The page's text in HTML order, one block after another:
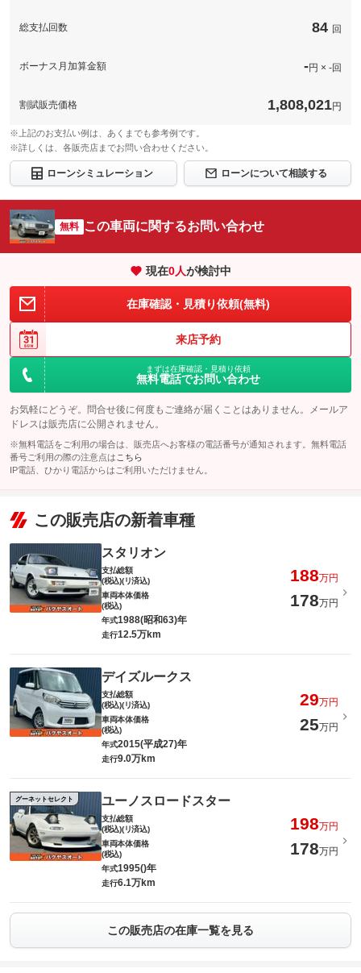
総支払回数 84 回
ボーナス月加算金額 -円 × -回
割賦販売価格 1,808,021円
※上記のお支払い例は、あくまでも参考例です。
※詳しくは、各販売店までお問い合わせください。
ローンシミュレーション ローンについて相談する
無料 この車両に関するお問い合わせ
現在0人が検討中
在庫確認・見積り依頼(無料)
来店予約
まずは在庫確認・見積り依頼
無料電話でお問い合わせ
お気軽にどうぞ。問合せ後に何度もご連絡が届くことはありません。メールア
ドレスは販売店に公開されません。
※無料電話をご利用の場合は、販売店へお客様の電話番号が通知されます。無料電話
番号ご利用の際の注意点は こちら
IP電話、ひかり電話からはご利用いただけません。
この販売店の新着車種
スタリオン
支払総額
(税込)(リ済込)
188万円
車両本体価格
(税込)
178万円
年式1988(昭和63)年
走行12.5万km
デイズルークス
支払総額
(税込)(リ済込)
29万円
車両本体価格
(税込)
25万円
年式2015(平成27)年
走行9.0万km
グーネットセレクト ユーノスロードスター
支払総額
(税込)(リ済込)
198万円
車両本体価格
(税込)
178万円
年式1995()年
走行6.1万km
この販売店の在庫一覧を見る